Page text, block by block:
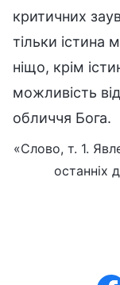
критичних
тільки істина
ніщо, крім
можливість
обличчя Бога.
«Слово, т. 1.
останніх